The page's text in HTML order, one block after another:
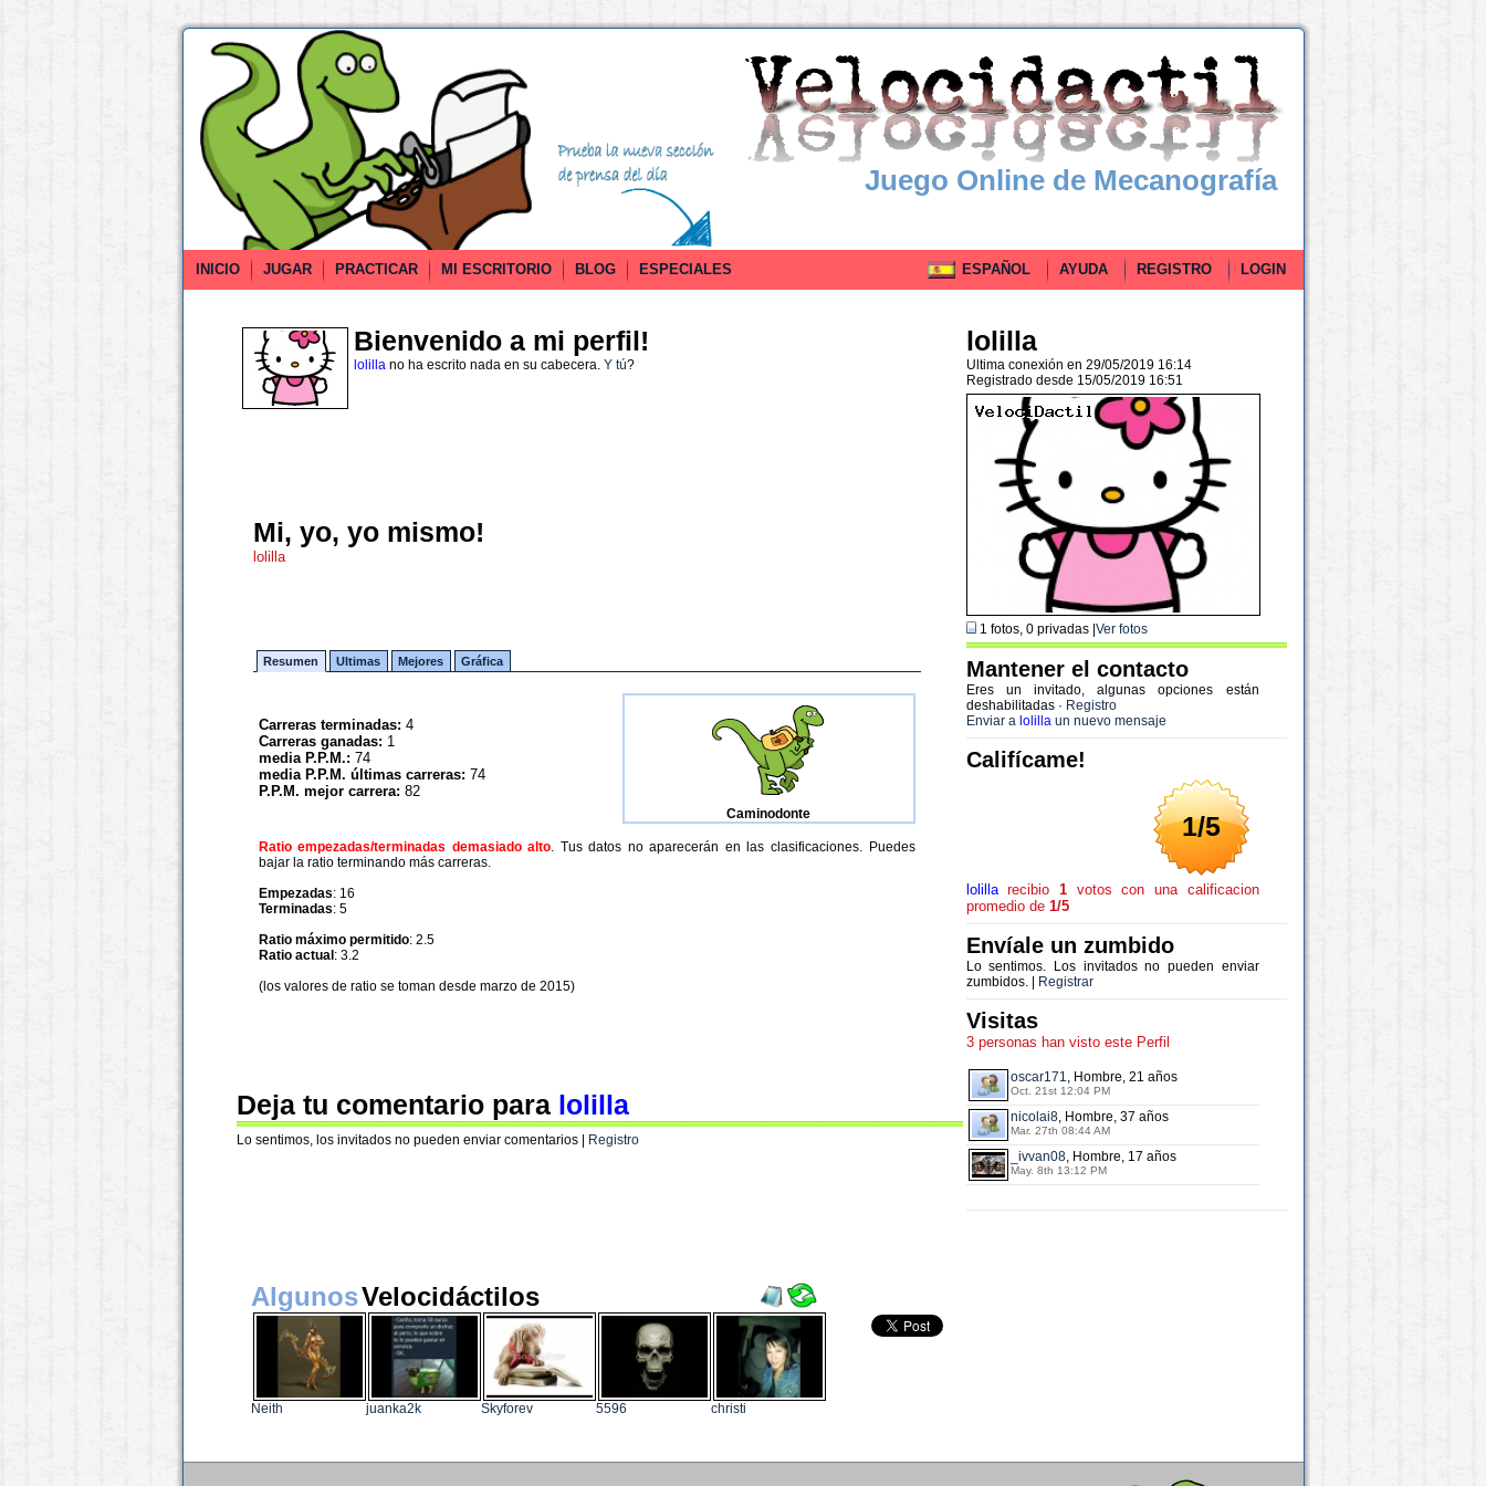
Juego Online de Mecanografía
INICIO JUGAR PRACTICAR MI ESCRITORIO BLOG ESPECIALES ESPAÑOL AYUDA REGISTRO LOGIN
Bienvenido a mi perfil!
lolillano ha escrito nada en su cabecera. Y tú?
Mi, yo, yo mismo!
lolilla
Resumen Ultimas Mejores Gráfica
Carreras terminadas: 4
Carreras ganadas: 1
media P.P.M.: 74
media P.P.M. últimas carreras: 74
P.P.M. mejor carrera: 82
Caminodonte
Ratio empezadas/terminadas demasiado alto. Tus datos no aparecerán en las clasificaciones. Puedes
bajar la ratio terminando más carreras.
Empezadas: 16
Terminadas: 5
Ratio máximo permitido: 2.5
Ratio actual : 3.2
(los valores de ratio se toman desde marzo de 2015)
Deja tu comentario para lolilla
Lo sentimos, los invitados no pueden enviar comentarios | Registro
lolilla
Ultima conexión en 29/05/2019 16:14
Registrado desde 15/05/2019 16:51
1 fotos, 0 privadas | Ver fotos
Mantener el contacto
Eres un invitado, algunas opciones están
deshabilitadas · Registro
Enviar a lolillaun nuevo mensaje
Califícame!
1/5
lolillarecibio 1votos con una calificacion
promedio de 1/5
Envíale un zumbido
Lo sentimos. Los invitados no pueden enviar
zumbidos. |
Registrar
Visitas
3 personas han visto este Perfil
oscar171, Hombre, 21 años
Oct. 21st 12:04 PM
nicolai8, Hombre, 37 años
Mar. 27th 08:44 AM
_ivvan08, Hombre, 17 años
May. 8th 13:12 PM
AlgunosVelocidáctilos
Neith juanka2k Skyforev 5596 christi